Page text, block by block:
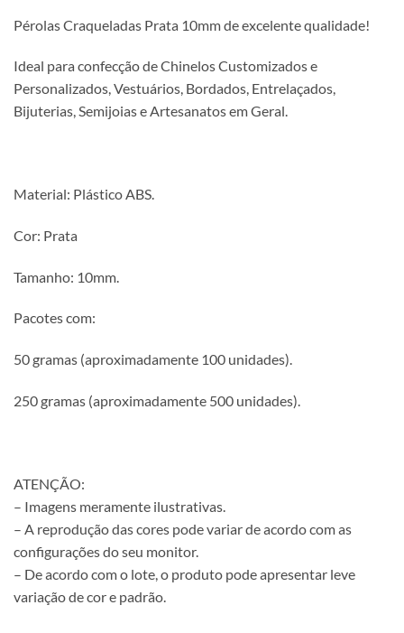
Pérolas Craqueladas Prata 10mm de excelente qualidade!
Ideal para confecção de Chinelos Customizados e
Personalizados, Vestuários, Bordados, Entrelaçados,
Bijuterias, Semijoias e Artesanatos em Geral.
Material: Plástico ABS.
Cor: Prata
Tamanho: 10mm.
Pacotes com:
50 gramas (aproximadamente 100 unidades).
250 gramas (aproximadamente 500 unidades).
ATENÇÃO:
– Imagens meramente ilustrativas.
– A reprodução das cores pode variar de acordo com as
configurações do seu monitor.
– De acordo com o lote, o produto pode apresentar leve
variação de cor e padrão.